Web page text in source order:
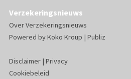
Verzekeringsnieuws
Over Verzekeringsnieuws
Powered byKoko Kroup | Publiz
Disclaimer| Privacy
Cookiebeleid